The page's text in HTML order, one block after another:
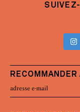
RECOMMANDER